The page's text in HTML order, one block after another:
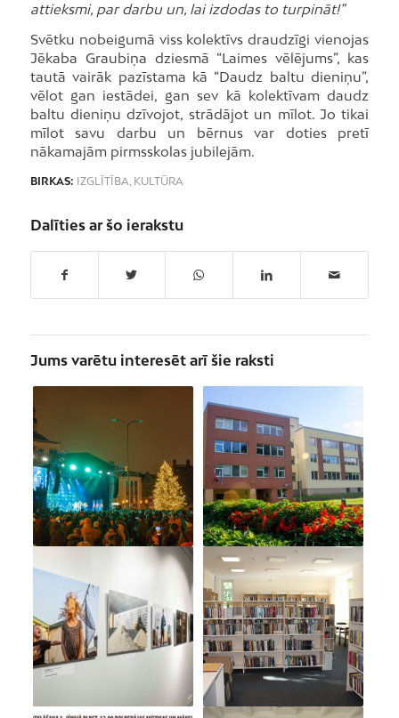
attieksmi, par darbu un, lai izdodas to turpināt!”
Svētku nobeigumā viss kolektīvs draudzīgi vienojas
Jēkaba Graubiņa dziesmā “Laimes vēlējums”, kas
tautā vairāk pazīstama kā “Daudz baltu dieniņu”,
vēlot gan iestādei, gan sev kā kolektīvam daudz
baltu dieniņu dzīvojot, strādājot un mīlot. Jo tikai
mīlot savu darbu un bērnus var doties pretī
nākamajām pirmsskolas jubilejām.
BIRKAS: IZGLĪTĪBA, KULTŪRA
Dalīties ar šo ierakstu
Jums varētu interesēt arī šie raksti